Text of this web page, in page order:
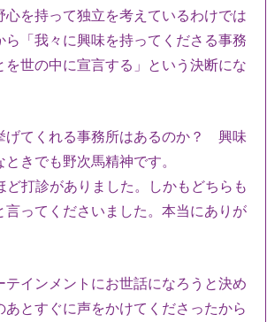
を持って独立を考えているわけでは
ら「我々に興味を持ってくださる事務
を世の中に宣言する」という決断にな
げてくれる事務所はあるのか？ 興味
きでも野次馬精神です。
打診がありました。しかもどちらも
言ってくださいました。本当にありが
インメントにお世話になろうと決め
あとすぐに声をかけてくださったから